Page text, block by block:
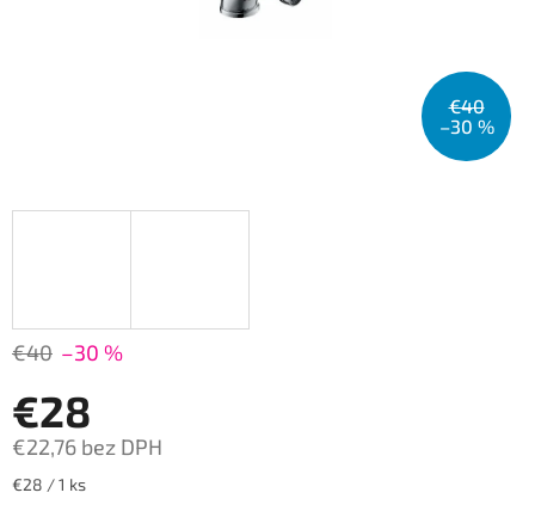
€40
–30 %
€40 –30 %
€28
€22,76 bez DPH
Jednotková
€28 / 1 ks